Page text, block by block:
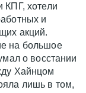
КПГ, хотели
и
акций.
на большое
о восстании
Хайнцом
лишь в том,